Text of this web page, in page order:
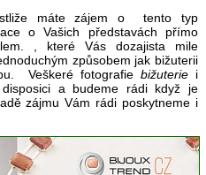
máte zájem o tento typ
o Vašich představách přímo
, které Vás dozajista mile
způsobem jak bižuterii
Veškeré fotografie bižuterie i
a budeme rádi když je
zájmu Vám rádi poskytneme i